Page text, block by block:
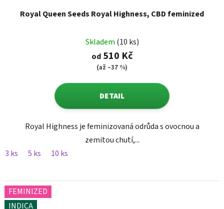
Royal Queen Seeds Royal Highness, CBD feminized
Skladem (10 ks)
od510 Kč
(až –37 %)
DETAIL
Royal Highness je feminizovaná odrůda s ovocnou a
zemitou chutí,...
3 ks
5 ks 10 ks
FEMINIZED
INDICA